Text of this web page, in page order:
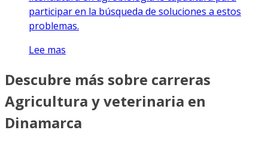
participar en la búsqueda de soluciones a estos
problemas.
Lee mas
Descubre más sobre carreras
Agricultura y veterinaria en
Dinamarca